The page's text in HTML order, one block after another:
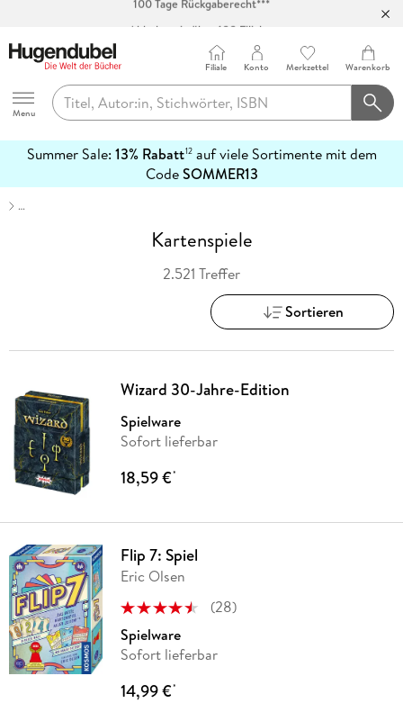
Abholung in über 100 Filialen
Hugendubel
Menu
Filiale Konto Merkzettel Warenkorb
Summer Sale: 13% Rabatt12auf viele Sortimente mit dem
CodeSOMMER13
erfahren
…
Kartenspiele
2.521 Treffer
Sortieren
Wizard 30-Jahre-Edition
Spielware
Sofort lieferbar
18,59 €*
Flip 7: Spiel
Eric Olsen
(28)
Spielware
Sofort lieferbar
14,99 €*